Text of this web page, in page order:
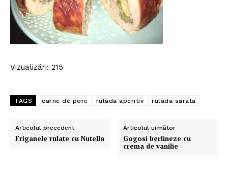
Vizualizări: 215
TAGS carne de porc rulada aperitiv rulada sarata
Articolul precedent
Friganele rulate cu Nutella
Articolul următor
Gogosi berlineze cu
crema de vanilie